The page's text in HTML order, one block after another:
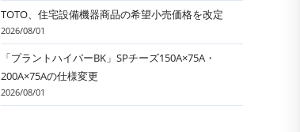
TOTO、住宅設備機器商品の希望小売価格を改定
2026/08/01
「プラントハイパーBK」SPチーズ150A×75A・
200A×75Aの仕様変更
2026/08/01